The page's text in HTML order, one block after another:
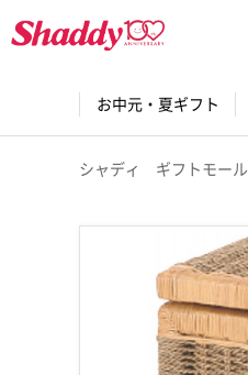
お中元・夏ギフト
シャディ ギフトモール